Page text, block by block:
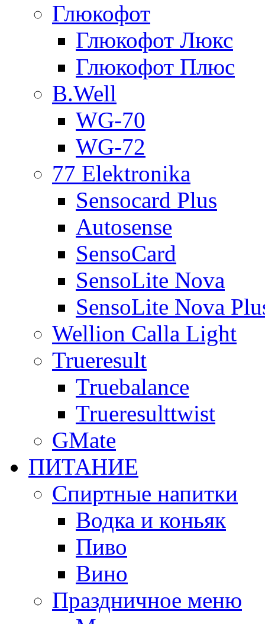
Глюкофот
Глюкофот Люкс
Глюкофот Плюс
B.Well
WG-70
WG-72
77 Elektronika
Sensocard Plus
Autosense
SensoCard
SensoLite Nova
SensoLite Nova
Wellion Calla Light
Trueresult
Truebalance
Trueresulttwist
GMate
ПИТАНИЕ
Спиртные напитки
Водка и коньяк
Пиво
Вино
Праздничное меню